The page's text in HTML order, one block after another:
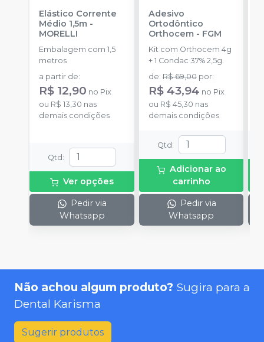
Elástico Corrente
Médio 1,5m -
MORELLI
Embalagem com 1,5
metros
a partir de:
R$ 12,90 no Pix
ou R$ 13,30 nas
demais condições
Qtd :
Ver opções
Pedir via
Whatsapp
Adesivo
Ortodôntico
Orthocem- FGM
Kit com Orthocem 4g
+ 1 Condac 37% 2,5g.
de: R$ 69,00 por:
R$ 43,94 no Pix
ou R$ 45,30 nas
demais condições
Qtd :
Adicionar ao
carrinho
Pedir via
Whatsapp
Não achou algum produto? Sugira para a
Dental Karisma
Sugerir produtos